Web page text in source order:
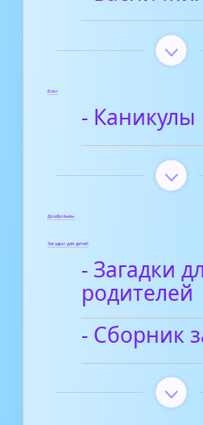
Блог
- Каникулы
Диафильмы
Загадки для детей
- Загадки
родителей
- Сборник